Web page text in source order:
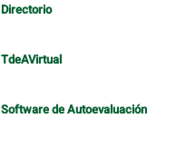
Directorio
TdeAVirtual
Software de Autoevaluación